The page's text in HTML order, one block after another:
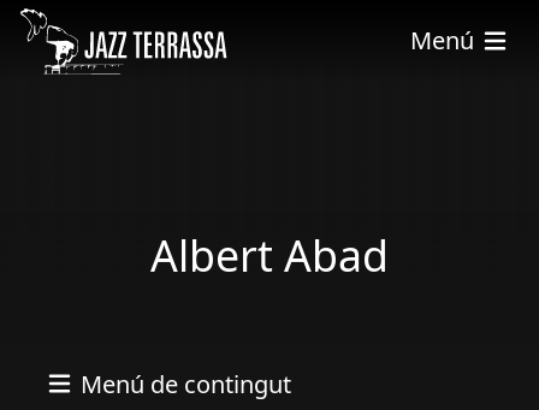
Skip to main content
Menú
Albert Abad
Menú de contingut